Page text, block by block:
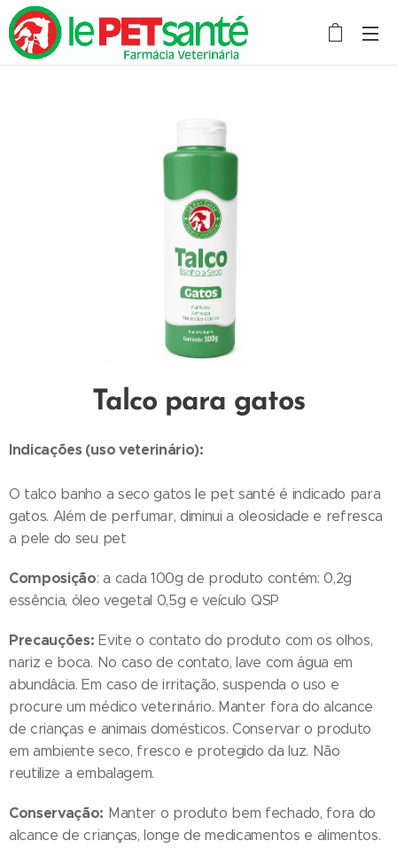
Talco para gatos
Indicações (uso veterinário):
O talco banho a seco gatos le pet santé é indicado para
gatos. Além de perfumar, diminui a oleosidade e refresca
a pele do seu pet
Composição: a cada 100g de produto contém: 0,2g
essência, óleo vegetal 0,5g e veículo QSP
Precauções: Evite o contato do produto com os olhos,
nariz e boca. No caso de contato, lave com água em
abundâcia. Em caso de irritação, suspenda o uso e
procure um médico veterinário. Manter fora do alcance
de crianças e animais domésticos. Conservar o produto
em ambiente seco, fresco e protegido da luz. Não
reutilize a embalagem.
Conservação: Manter o produto bem fechado, fora do
alcance de crianças, longe de medicamentos e alimentos.